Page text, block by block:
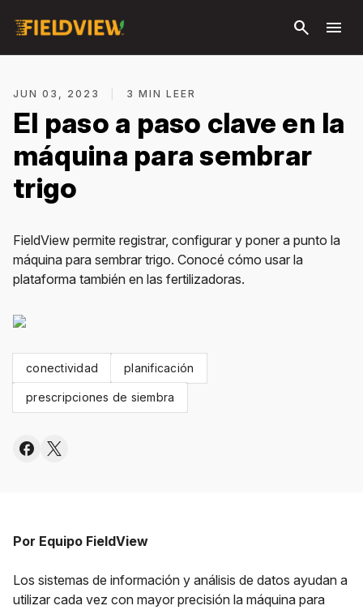
search menu
JUN 03, 2023 3 MIN LEER
El paso a paso clave en la
máquina para sembrar
trigo
FieldView permite registrar, configurar y poner a punto la
máquina para sembrar trigo. Conocé cómo usar la
plataforma también en las fertilizadoras.
conectividad planificación
prescripciones de siembra
Por Equipo FieldView
Los sistemas de información y análisis de datos ayudan a
utilizar cada vez con mayor precisión la máquina para